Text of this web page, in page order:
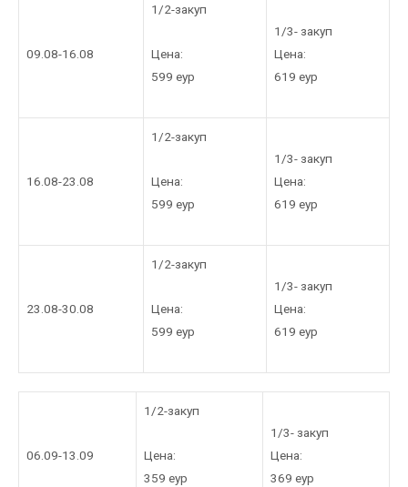
09.08-16.08
1/2-закуп
Цена:
599 еур
1/3- закуп
Цена:
619 еур
16.08-23.08
1/2-закуп
Цена:
599 еур
1/3- закуп
Цена:
619 еур
23.08-30.08
1/2-закуп
Цена:
599 еур
1/3- закуп
Цена:
619 еур
06.09-13.09
1/2-закуп
Цена:
359 еур
1/3- закуп
Цена:
369 еур